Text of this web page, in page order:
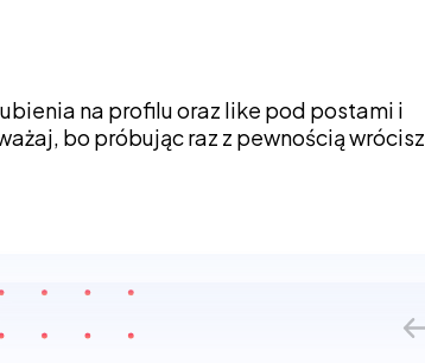
na profilu oraz like pod postami i
bo próbując raz z pewnością